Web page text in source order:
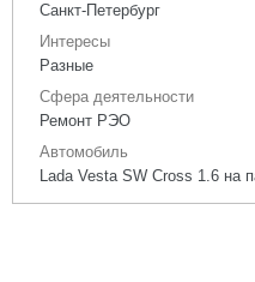
Санкт-Петербург
Интересы
Разные
Сфера деятельности
Ремонт РЭО
Автомобиль
Lada Vesta SW Cross 1.6 на